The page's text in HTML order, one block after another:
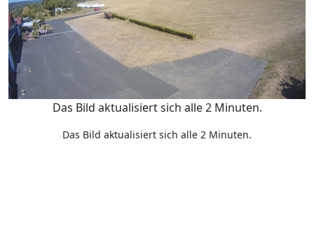
Das Bild aktualisiert sich alle 2 Minuten.
Das Bild aktualisiert sich alle 2 Minuten.